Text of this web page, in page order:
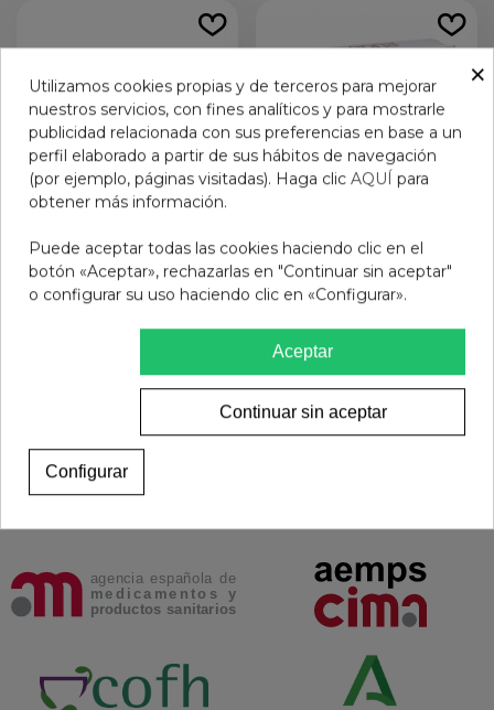
ENNA CYCLE COPA
MENSTRUAL T-S
34,25 €
Ver más
ENNA PROTECT
SALVASLIP ECOLOGICO
4,95 €
Ver más
×
Utilizamos cookies propias y de terceros para mejorar
nuestros servicios, con fines analíticos y para mostrarle
publicidad relacionada con sus preferencias en base a un
perfil elaborado a partir de sus hábitos de navegación
(por ejemplo, páginas visitadas). Haga clic AQUÍ para
obtener más información.
Puede aceptar todas las cookies haciendo clic en el
botón «Aceptar», rechazarlas en "Continuar sin aceptar"
o configurar su uso haciendo clic en «Configurar».
Aceptar
Continuar sin aceptar
Configurar